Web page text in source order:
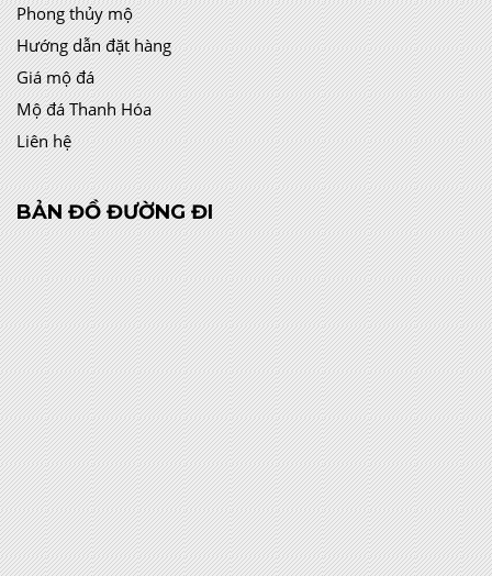
Phong thủy mộ
Hướng dẫn đặt hàng
Giá mộ đá
Mộ đá Thanh Hóa
Liên hệ
BẢN ĐỒ ĐƯỜNG ĐI